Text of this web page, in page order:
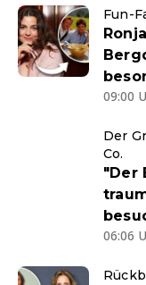
Fun-
09:00
Der
Co.
"Der
06:06